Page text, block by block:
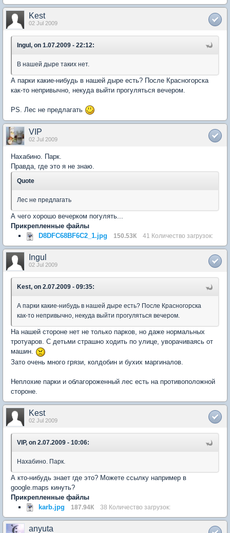
Kest
02 Jul 2009
Ingul, on 1.07.2009 - 22:12:
В нашей дыре таких нет.
А парки какие-нибудь в нашей дыре есть? После Красногорска
как-то непривычно, некуда выйти прогуляться вечером.
PS. Лес не предлагать
VIP
02 Jul 2009
Нахабино. Парк.
Правда, где это я не знаю.
Quote
Лес не предлагать
А чего хорошо вечерком погулять...
Прикрепленные файлы
D8DFC68BF6C2_1.jpg
150.53К 41 Количество загрузок:
Ingul
02 Jul 2009
Kest, on 2.07.2009 - 09:35:
А парки какие-нибудь в нашей дыре есть? После Красногорска
как-то непривычно, некуда выйти прогуляться вечером.
На нашей стороне нет не только парков, но даже нормальных
тротуаров. С детьми страшно ходить по улице, уворачиваясь от
машин.
Зато очень много грязи, колдобин и бухих маргиналов.
Неплохие парки и облагороженный лес есть на противоположной
стороне.
Kest
02 Jul 2009
VIP, on 2.07.2009 - 10:06:
Нахабино. Парк.
А кто-нибудь знает где это? Можете ссылку например в
google.maps кинуть?
Прикрепленные файлы
karb.jpg
187.94К 38 Количество загрузок:
anyuta